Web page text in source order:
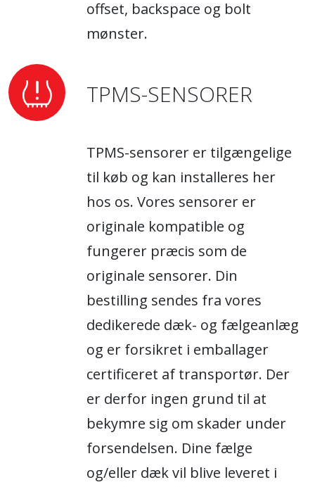
offset, backspace og bolt
mønster.
TPMS-SENSORER
TPMS-sensorer er tilgængelige
til køb og kan installeres her
hos os. Vores sensorer er
originale kompatible og
fungerer præcis som de
originale sensorer. Din
bestilling sendes fra vores
dedikerede dæk- og fælgeanlæg
og er forsikret i emballager
certificeret af transportør. Der
er derfor ingen grund til at
bekymre sig om skader under
forsendelsen. Dine fælge
og/eller dæk vil blive leveret i